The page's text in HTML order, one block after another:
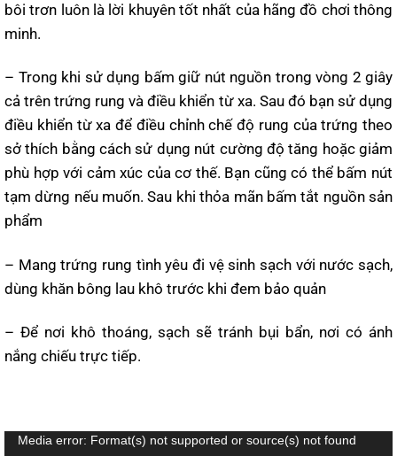
bôi trơn luôn là lời khuyên tốt nhất của hãng đồ chơi thông
minh.
– Trong khi sử dụng bấm giữ nút nguồn trong vòng 2 giây
cả trên trứng rung và điều khiển từ xa. Sau đó bạn sử dụng
điều khiển từ xa để điều chỉnh chế độ rung của trứng theo
sở thích bằng cách sử dụng nút cường độ tăng hoặc giảm
phù hợp với cảm xúc của cơ thế. Bạn cũng có thể bấm nút
tạm dừng nếu muốn. Sau khi thỏa mãn bấm tắt nguồn sản
phẩm
– Mang trứng rung tình yêu đi vệ sinh sạch với nước sạch,
dùng khăn bông lau khô trước khi đem bảo quản
– Để nơi khô thoáng, sạch sẽ tránh bụi bẩn, nơi có ánh
nắng chiếu trực tiếp.
Trình
Media error: Format(s) not supported or source(s) not found